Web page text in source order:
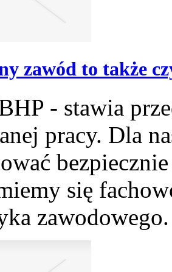
zawód to także
- stawia
pracy. Dla
się